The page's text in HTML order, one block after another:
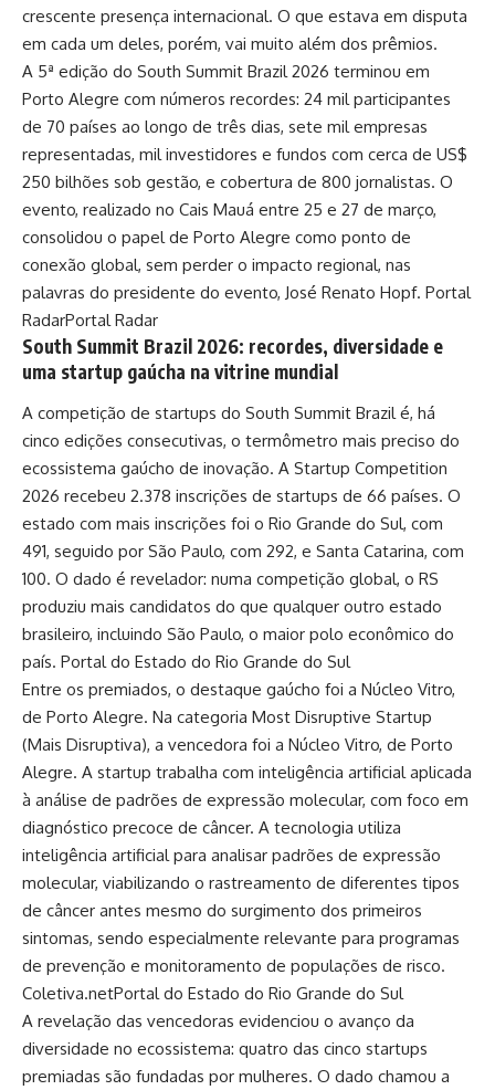
crescente presença internacional. O que estava em disputa
em cada um deles, porém, vai muito além dos prêmios.
A 5ª edição do South Summit Brazil 2026 terminou em
Porto Alegre com números recordes: 24 mil participantes
de 70 países ao longo de três dias, sete mil empresas
representadas, mil investidores e fundos com cerca de US$
250 bilhões sob gestão, e cobertura de 800 jornalistas. O
evento, realizado no Cais Mauá entre 25 e 27 de março,
consolidou o papel de Porto Alegre como ponto de
conexão global, sem perder o impacto regional, nas
palavras do presidente do evento, José Renato Hopf. Portal
RadarPortal Radar
South Summit Brazil 2026: recordes, diversidade e
uma startup gaúcha na vitrine mundial
A competição de startups do South Summit Brazil é, há
cinco edições consecutivas, o termômetro mais preciso do
ecossistema gaúcho de inovação. A Startup Competition
2026 recebeu 2.378 inscrições de startups de 66 países. O
estado com mais inscrições foi o Rio Grande do Sul, com
491, seguido por São Paulo, com 292, e Santa Catarina, com
100. O dado é revelador: numa competição global, o RS
produziu mais candidatos do que qualquer outro estado
brasileiro, incluindo São Paulo, o maior polo econômico do
país. Portal do Estado do Rio Grande do Sul
Entre os premiados, o destaque gaúcho foi a Núcleo Vitro,
de Porto Alegre. Na categoria Most Disruptive Startup
(Mais Disruptiva), a vencedora foi a Núcleo Vitro, de Porto
Alegre. A startup trabalha com inteligência artificial aplicada
à análise de padrões de expressão molecular, com foco em
diagnóstico precoce de câncer. A tecnologia utiliza
inteligência artificial para analisar padrões de expressão
molecular, viabilizando o rastreamento de diferentes tipos
de câncer antes mesmo do surgimento dos primeiros
sintomas, sendo especialmente relevante para programas
de prevenção e monitoramento de populações de risco.
Coletiva.netPortal do Estado do Rio Grande do Sul
A revelação das vencedoras evidenciou o avanço da
diversidade no ecossistema: quatro das cinco startups
premiadas são fundadas por mulheres. O dado chamou a